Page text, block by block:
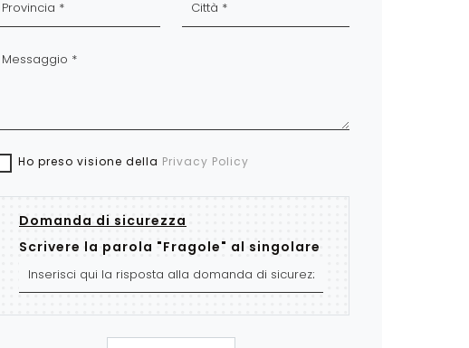
Ho preso visione della Privacy Policy
Domanda di sicurezza
Scrivere la parola "Fragole" al singolare